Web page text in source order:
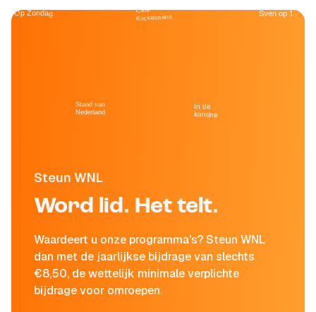
Steun WNL
Word lid. Het telt.
Waardeert u onze programma's? Steun WNL
dan met de jaarlijkse bijdrage van slechts
€8,50, de wettelijk minimale verplichte
bijdrage voor omroepen.
Op Zondag
Stand van
Nederland
Café
Kockelmann
In de
kantine
Sven op 1